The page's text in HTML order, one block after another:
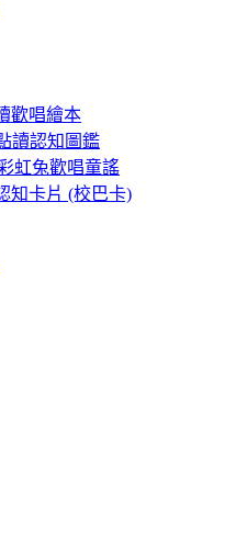
歡唱繪本
讀認知圖鑑
虹兔歡唱童謠
知卡片 (校巴卡)